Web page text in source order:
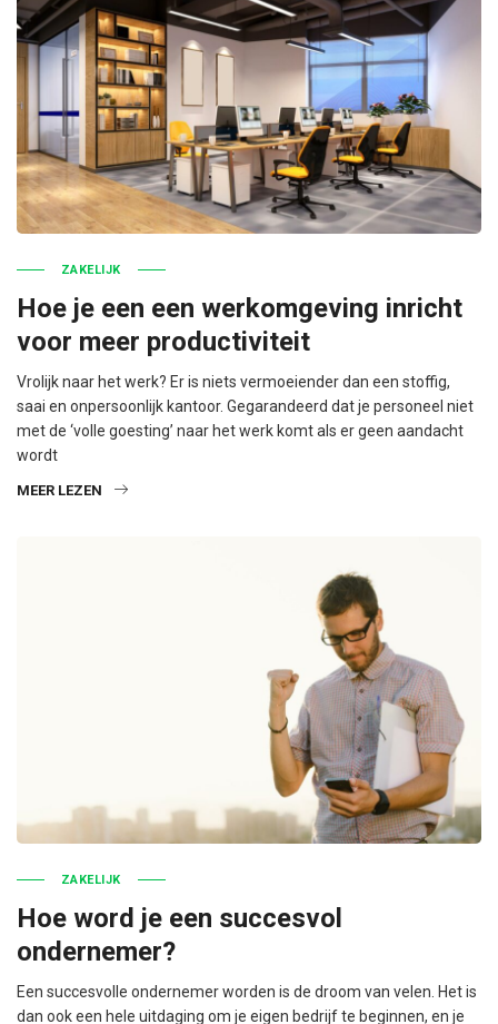
ZAKELIJK
Hoe je een een werkomgeving inricht
voor meer productiviteit
Vrolijk naar het werk? Er is niets vermoeiender dan een stoffig,
saai en onpersoonlijk kantoor. Gegarandeerd dat je personeel niet
met de ‘volle goesting’ naar het werk komt als er geen aandacht
wordt
MEER LEZEN
ZAKELIJK
Hoe word je een succesvol
ondernemer?
Een succesvolle ondernemer worden is de droom van velen. Het is
dan ook een hele uitdaging om je eigen bedrijf te beginnen, en je